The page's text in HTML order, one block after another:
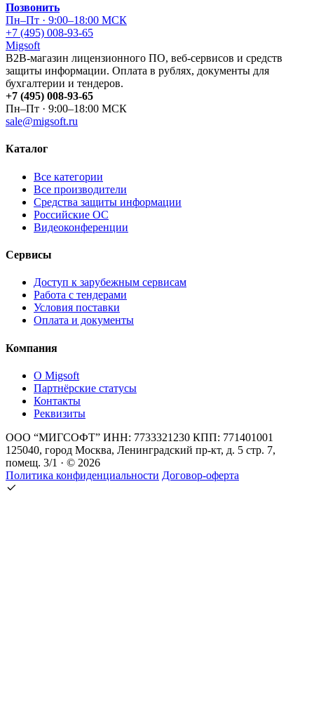
Позвонить
Пн–Пт · 9:00–18:00 МСК
+7 (495) 008-93-65
Migsoft
B2B-магазин лицензионного ПО, веб-сервисов и средств
защиты информации. Оплата в рублях, документы для
бухгалтерии и тендеров.
+7 (495) 008-93-65
Пн–Пт · 9:00–18:00 МСК
sale@migsoft.ru
Каталог
Все категории
Все производители
Средства защиты информации
Российские ОС
Видеоконференции
Сервисы
Доступ к зарубежным сервисам
Работа с тендерами
Условия поставки
Оплата и документы
Компания
О Migsoft
Партнёрские статусы
Контакты
Реквизиты
ООО “МИГСОФТ” ИНН: 7733321230 КПП: 771401001
125040, город Москва, Ленинградский пр-кт, д. 5 стр. 7,
помещ. 3/1 · © 2026
Политика конфиденциальности Договор-оферта